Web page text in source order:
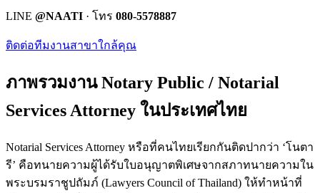
LINE @NAATI · โทร 080-5578887
ติดต่อทีมงานสาขาใกล้คุณ
ภาพรวมงาน Notary Public / Notarial
Services Attorney ในประเทศไทย
Notarial Services Attorney หรือที่คนไทยเรียกกันติดปากว่า ‘โนตา
รี’ คือทนายความผู้ได้รับใบอนุญาตพิเศษจากสภาทนายความใน
พระบรมราชูปถัมภ์ (Lawyers Council of Thailand) ให้ทำหน้าที่